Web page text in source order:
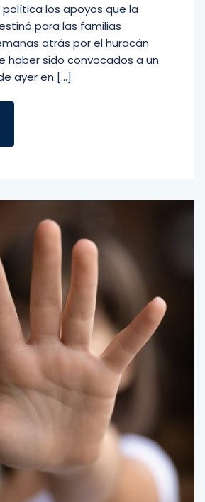
los apoyos que la
para las familias
atrás por el huracán
haber sido convocados a un
ayer en […]